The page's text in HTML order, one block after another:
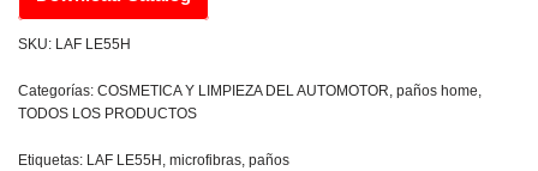
SKU: LAF LE55H
Categorías: COSMETICA Y LIMPIEZA DEL AUTOMOTOR, paños home,
TODOS LOS PRODUCTOS
Etiquetas: LAF LE55H , microfibras, paños